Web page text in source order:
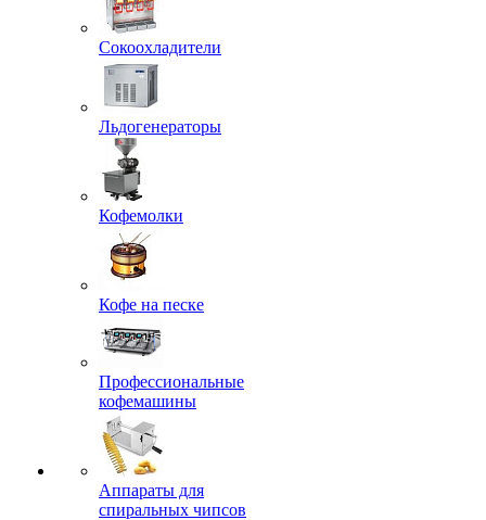
Сокоохладители
Льдогенераторы
Кофемолки
Кофе на песке
Профессиональные
кофемашины
Аппараты для
спиральных чипсов